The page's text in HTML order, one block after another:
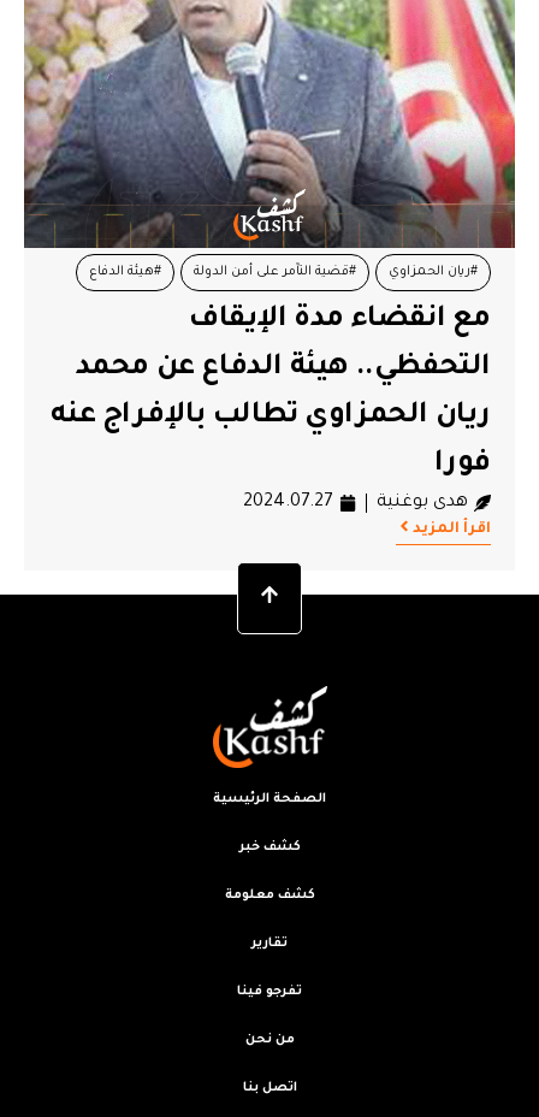
#ريان الحمزاوي #قضية التآمر على أمن الدولة #هيئة الدفاع
مع انقضاء مدة الإيقاف
التحفظي.. هيئة الدفاع عن محمد
ريان الحمزاوي تطالب بالإفراج عنه
فورا
هدى بوغنية 2024.07.27
اقرأ المزيد
الصفحة الرئيسية
كشف خبر
كشف معلومة
تقارير
تفرجو فينا
من نحن
اتصل بنا